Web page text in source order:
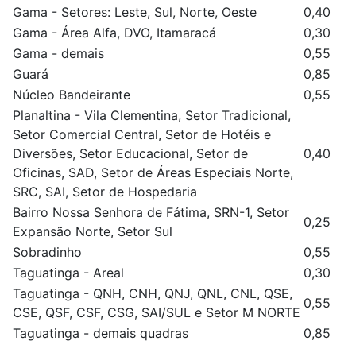
Gama - Setores: Leste, Sul, Norte, Oeste
0,40
Gama - Área Alfa, DVO, Itamaracá
0,30
Gama - demais
0,55
Guará
0,85
Núcleo Bandeirante
0,55
Planaltina - Vila Clementina, Setor Tradicional,
Setor Comercial Central, Setor de Hotéis e
Diversões, Setor Educacional, Setor de
Oficinas, SAD, Setor de Áreas Especiais Norte,
SRC, SAI, Setor de Hospedaria
0,40
Bairro Nossa Senhora de Fátima, SRN-1, Setor
Expansão Norte, Setor Sul
0,25
Sobradinho
0,55
Taguatinga - Areal
0,30
Taguatinga - QNH, CNH, QNJ, QNL, CNL, QSE,
CSE, QSF, CSF, CSG, SAI/SUL e Setor M NORTE
0,55
Taguatinga - demais quadras
0,85